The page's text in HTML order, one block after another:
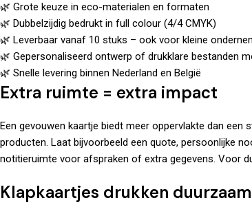
🌿 Grote keuze in eco-materialen en formaten
🌿 Dubbelzijdig bedrukt in full colour (4/4 CMYK)
🌿 Leverbaar vanaf 10 stuks – ook voor kleine
🌿 Gepersonaliseerd ontwerp of drukklare bestanden
🌿 Snelle levering binnen Nederland en België
Extra ruimte = extra impact
Een gevouwen kaartje biedt meer oppervlakte dan
producten. Laat bijvoorbeeld een quote, persoonlijke
notitieruimte voor afspraken of extra gegevens. Voor
Klapkaartjes drukken